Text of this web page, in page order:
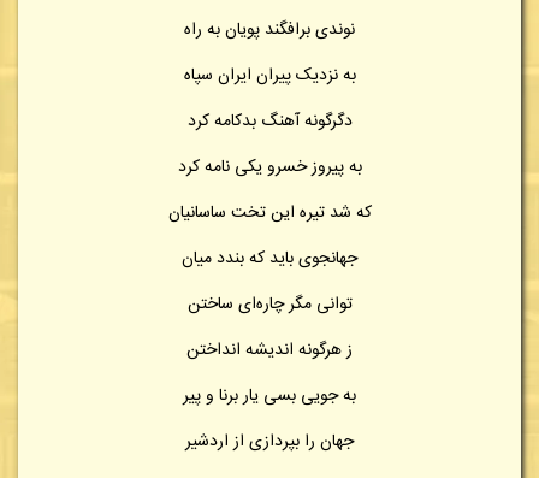
نوندی برافگند پویان به راه
به نزدیک پیران ایران سپاه
دگرگونه آهنگ بدکامه کرد
به پیروز خسرو یکی نامه کرد
که شد تیره این تخت ساسانیان
جهانجوی باید که بندد میان
توانی مگر چاره‌ای ساختن
ز هرگونه اندیشه انداختن
به جویی بسی یار برنا و پیر
جهان را بپردازی از اردشیر